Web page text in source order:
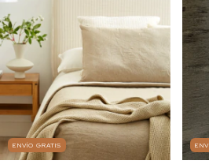
ENVÍO GRATIS